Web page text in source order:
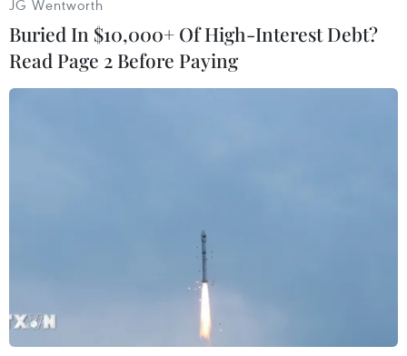
(TTXVN/Vietnam+)
JG Wentworth
Buried In $10,000+ Of High-Interest Debt?
Read Page 2 Before Paying